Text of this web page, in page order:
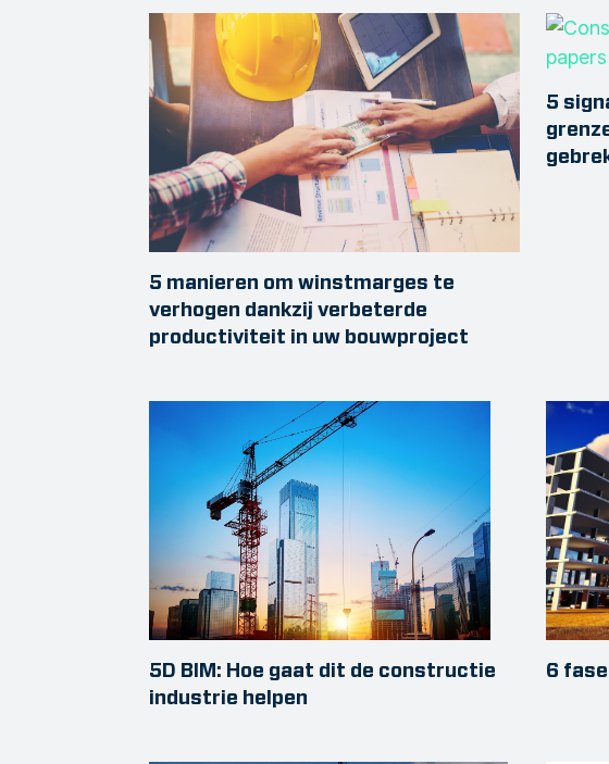
5 manieren om winstmarges te
verhogen dankzij verbeterde
productiviteit in uw bouwproject
5
5D BIM: Hoe gaat dit de constructie
industrie helpen
6